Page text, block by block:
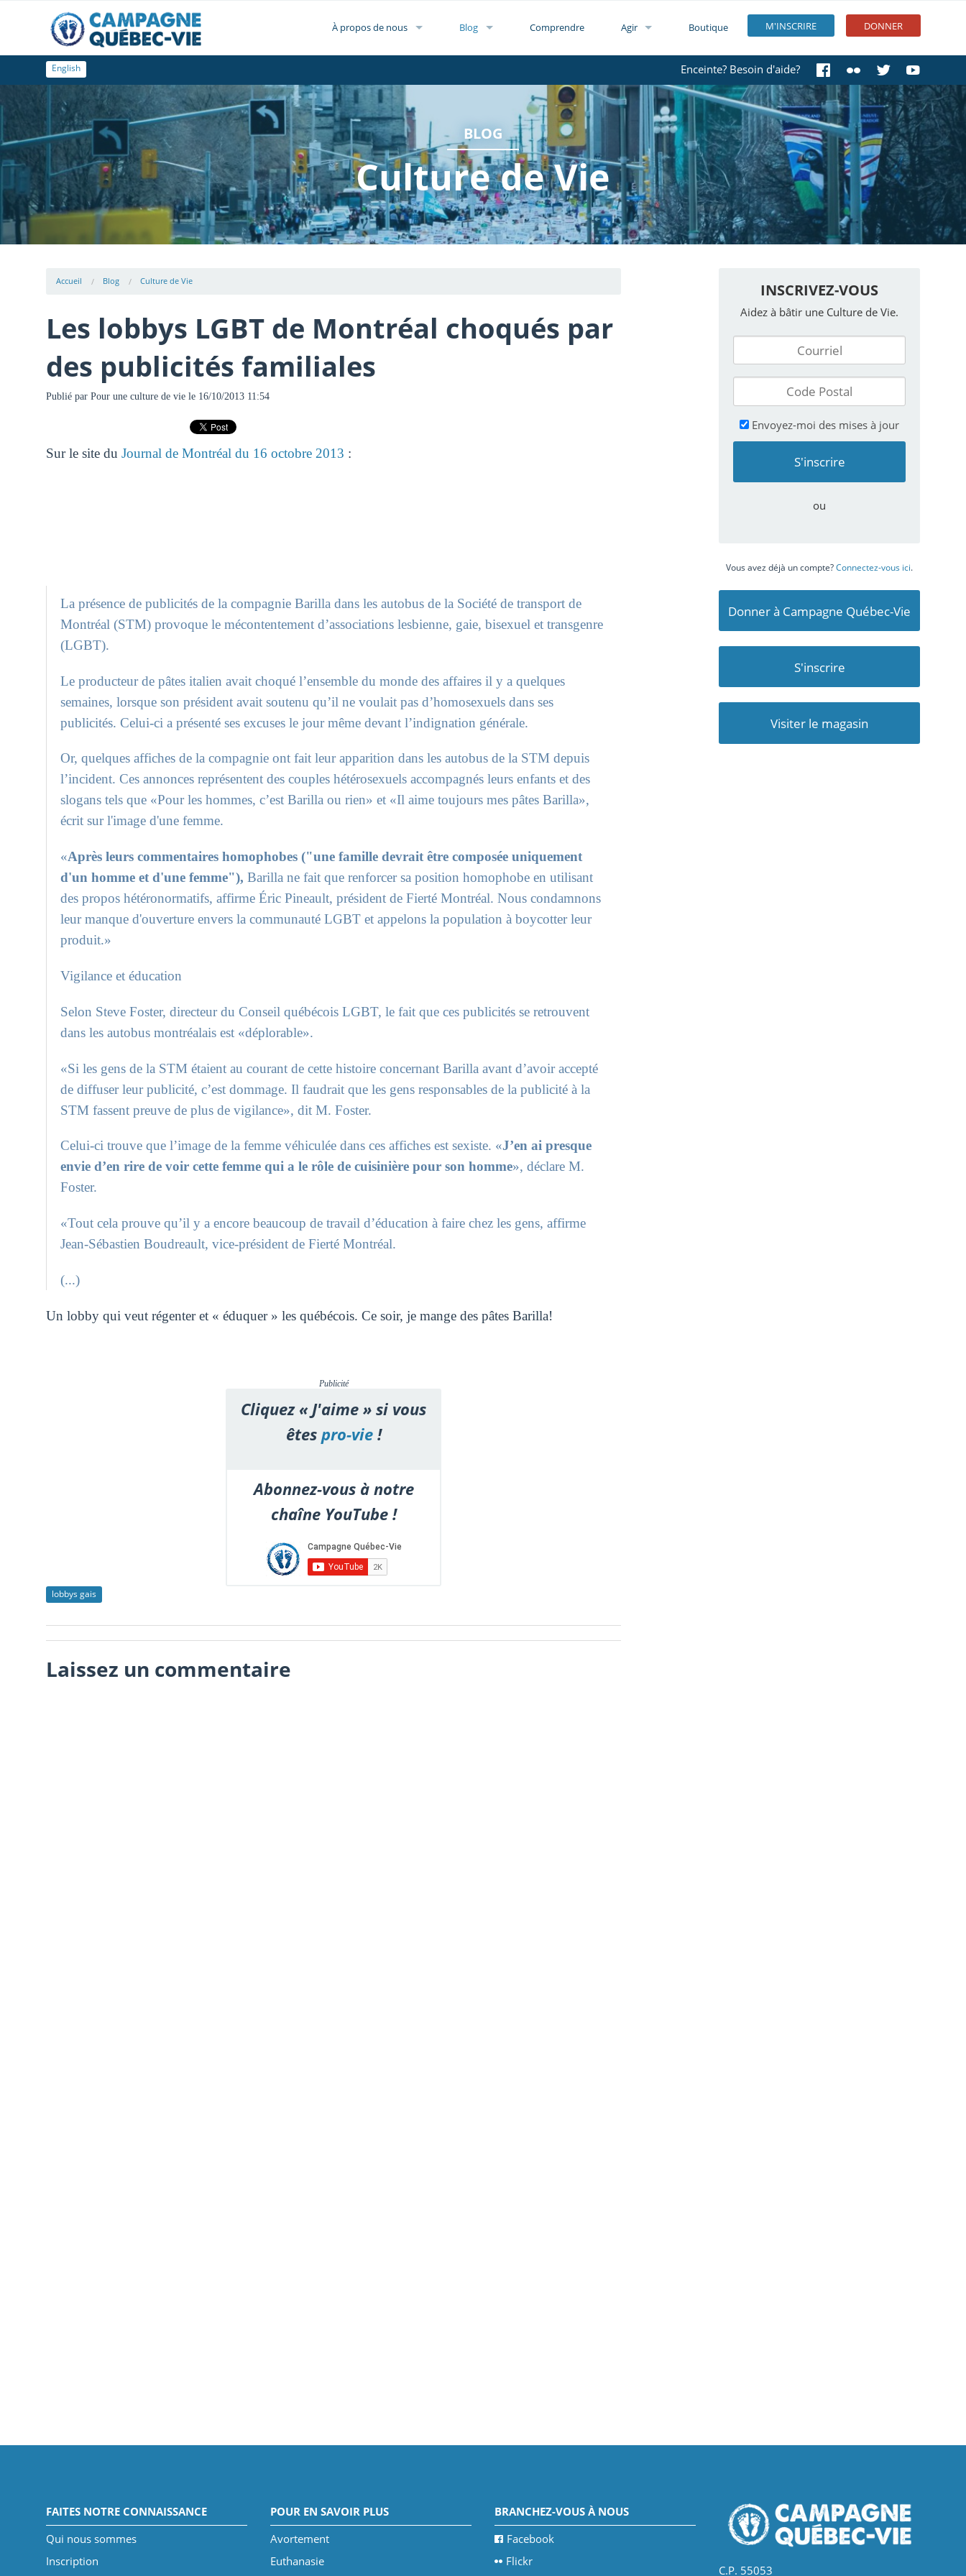
M'INSCRIRE DONNER
À propos de nous Blog Comprendre Agir Boutique
Enceinte? Besoin d'aide?
English
BLOG
Culture de Vie
Accueil Blog Culture de Vie
Les lobbys LGBT de Montréal choqués par
des publicités familiales
Publié par Pour une culture de viele 16/10/2013 11:54
Sur le site du Journal de Montréal du 16 octobre 2013 :
La présence de publicités de la compagnie Barilla dans les autobus de la Société de transport de
Montréal (STM) provoque le mécontentement d’associations lesbienne, gaie, bisexuel et transgenre
(LGBT).
Le producteur de pâtes italien avait choqué l’ensemble du monde des affaires il y a quelques
semaines, lorsque son président avait soutenu qu’il ne voulait pas d’homosexuels dans ses
publicités. Celui-ci a présenté ses excuses le jour même devant l’indignation générale.
Or, quelques affiches de la compagnie ont fait leur apparition dans les autobus de la STM depuis
l’incident. Ces annonces représentent des couples hétérosexuels accompagnés leurs enfants et des
slogans tels que «Pour les hommes, c’est Barilla ou rien» et «Il aime toujours mes pâtes Barilla»,
écrit sur l'image d'une femme.
«Après leurs commentaires homophobes ("une famille devrait être composée uniquement
d'un homme et d'une femme"),Barilla ne fait que renforcer sa position homophobe en utilisant
des propos hétéronormatifs, affirme Éric Pineault, président de Fierté Montréal. Nous condamnons
leur manque d'ouverture envers la communauté LGBT et appelons la population à boycotter leur
produit.»
Vigilance et éducation
Selon Steve Foster, directeur du Conseil québécois LGBT, le fait que ces publicités se retrouvent
dans les autobus montréalais est «déplorable».
«Si les gens de la STM étaient au courant de cette histoire concernant Barilla avant d’avoir accepté
de diffuser leur publicité, c’est dommage. Il faudrait que les gens responsables de la publicité à la
STM fassent preuve de plus de vigilance», dit M. Foster.
Celui-ci trouve que l’image de la femme véhiculée dans ces affiches est sexiste. «J’en ai presque
envie d’en rire de voir cette femme qui a le rôle de cuisinière pour son homme», déclare M.
Foster.
«Tout cela prouve qu’il y a encore beaucoup de travail d’éducation à faire chez les gens, affirme
Jean-Sébastien Boudreault, vice-président de Fierté Montréal.
(...)
Un lobby qui veut régenter et « éduquer » les québécois. Ce soir, je mange des pâtes Barilla!
Publicité
Cliquez « J'aime » si vous
êtespro-vie!
Abonnez-vous à notre
chaîne YouTube !
lobbys gais
Laissez un commentaire
INSCRIVEZ-VOUS
Aidez à bâtir une Culture de Vie.
Envoyez-moi des mises à jour
ou
Vous avez déjà un compte?Connectez-vous ici.
Donner à Campagne Québec-Vie
S'inscrire
Visiter le magasin
FAITES NOTRE CONNAISSANCE
Qui nous sommes
Inscription
POUR EN SAVOIR PLUS
Avortement
Euthanasie
BRANCHEZ-VOUS À NOUS
Facebook
Flickr
C.P. 55053